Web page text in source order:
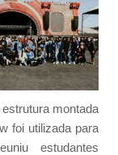
montada
foi utilizada para
estudantes